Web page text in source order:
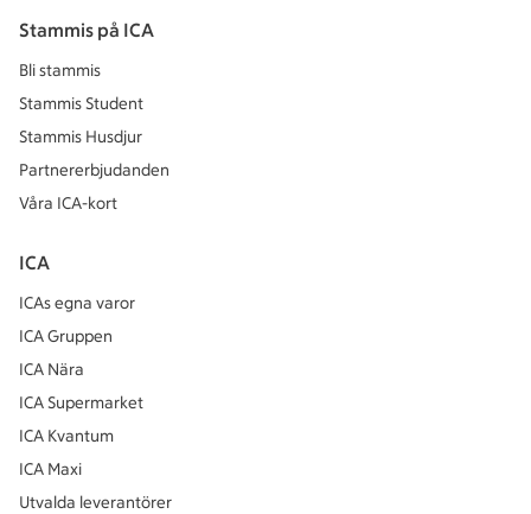
Stammis på ICA
Bli stammis
Stammis Student
Stammis Husdjur
Partnererbjudanden
Våra ICA-kort
ICA
ICAs egna varor
ICA Gruppen
ICA Nära
ICA Supermarket
ICA Kvantum
ICA Maxi
Utvalda leverantörer